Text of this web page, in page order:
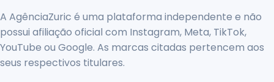
A AgênciaZuric é uma plataforma independente e não
possui afiliação oficial com Instagram, Meta, TikTok,
YouTube ou Google. As marcas citadas pertencem aos
seus respectivos titulares.